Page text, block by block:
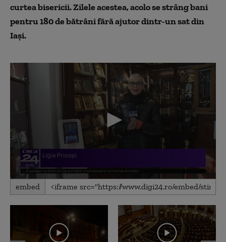
curtea bisericii. Zilele acestea, acolo se strâng bani
pentru 180 de bătrâni fără ajutor dintr-un sat din
Iași.
0
seconds
2
seconds
embed